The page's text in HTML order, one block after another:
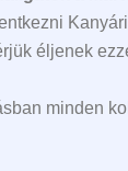
éljenek
minden